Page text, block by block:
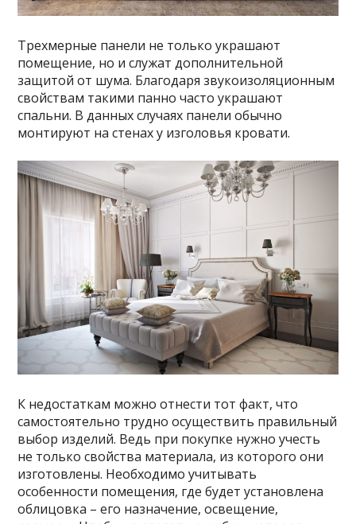
Трехмерные панели не только украшают
помещение, но и служат дополнительной
защитой от шума. Благодаря звукоизоляционным
свойствам такими панно часто украшают
спальни. В данных случаях панели обычно
монтируют на стенах у изголовья кровати.
К недостаткам можно отнести тот факт, что
самостоятельно трудно осуществить правильный
выбор изделий. Ведь при покупке нужно учесть
не только свойства материала, из которого они
изготовлены. Необходимо учитывать
особенности помещения, где будет установлена
облицовка – его назначение, освещение,